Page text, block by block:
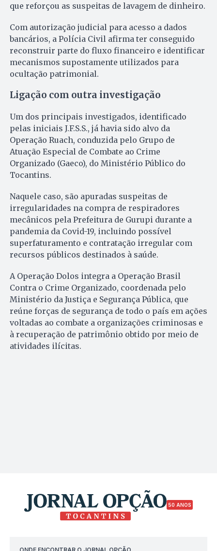
que reforçou as suspeitas de lavagem de dinheiro.
Com autorização judicial para acesso a dados
bancários, a Polícia Civil afirma ter conseguido
reconstruir parte do fluxo financeiro e identificar
mecanismos supostamente utilizados para
ocultação patrimonial.
Ligação com outra investigação
Um dos principais investigados, identificado
pelas iniciais J.F.S.S., já havia sido alvo da
Operação Ruach, conduzida pelo Grupo de
Atuação Especial de Combate ao Crime
Organizado (Gaeco), do Ministério Público do
Tocantins.
Naquele caso, são apuradas suspeitas de
irregularidades na compra de respiradores
mecânicos pela Prefeitura de Gurupi durante a
pandemia da Covid-19, incluindo possível
superfaturamento e contratação irregular com
recursos públicos destinados à saúde.
A Operação Dolos integra a Operação Brasil
Contra o Crime Organizado, coordenada pelo
Ministério da Justiça e Segurança Pública, que
reúne forças de segurança de todo o país em ações
voltadas ao combate a organizações criminosas e
à recuperação de patrimônio obtido por meio de
atividades ilícitas.
50 ANOS